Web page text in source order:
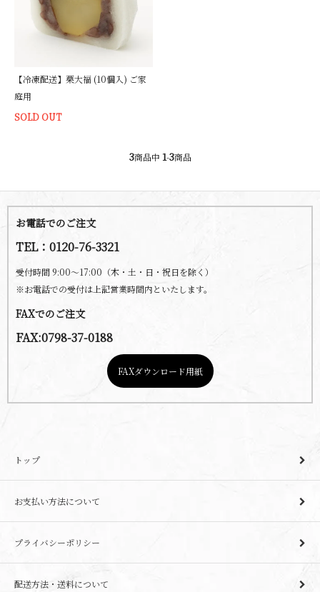
【冷凍配送】栗大福 (10個入) ご家
庭用
SOLD OUT
3商品中 1-3商品
お電話でのご注文
TEL：0120-76-3321
受付時間 9:00～17:00（木・土・日・祝日を除く）
※お電話での受付は上記営業時間内といたします。
FAXでのご注文
FAX:0798-37-0188
FAXダウンロード用紙
トップ
お支払い方法について
プライバシーポリシー
配送方法・送料について